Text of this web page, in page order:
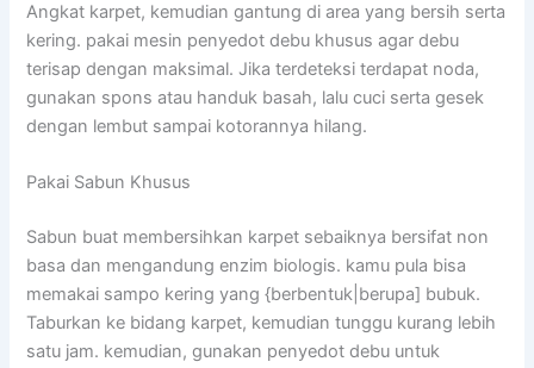
Angkat karpet, kemudian gantung di area yang bersih serta
kering. pakai mesin penyedot debu khusus agar debu
terisap dengan maksimal. Jika terdeteksi terdapat noda,
gunakan spons atau handuk basah, lalu cuci serta gesek
dengan lembut sampai kotorannya hilang.
Pakai Sabun Khusus
Sabun buat membersihkan karpet sebaiknya bersifat non
basa dan mengandung enzim biologis. kamu pula bisa
memakai sampo kering yang {berbentuk|berupa] bubuk.
Taburkan ke bidang karpet, kemudian tunggu kurang lebih
satu jam. kemudian, gunakan penyedot debu untuk